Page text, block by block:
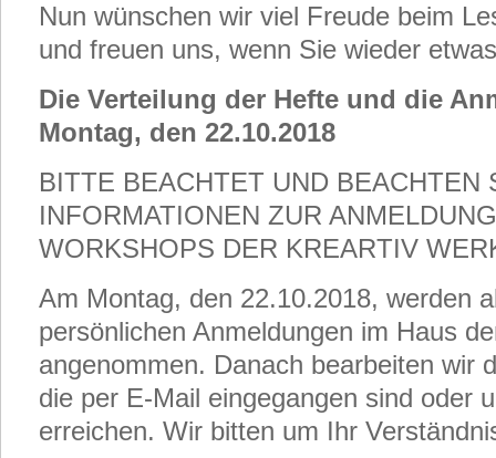
Nun wünschen wir viel Freude beim
und freuen uns, wenn Sie wieder
Die Verteilung der Hefte und die
Montag, den 22.10.2018
BITTE BEACHTET UND BEACHTEN
INFORMATIONEN ZUR
WORKSHOPS DER KREARTIV
Am Montag, den 22.10.2018, werden
persönlichen Anmeldungen im Haus
angenommen. Danach bearbeiten wir
die per E-Mail eingegangen sind oder
erreichen. Wir bitten um Ihr